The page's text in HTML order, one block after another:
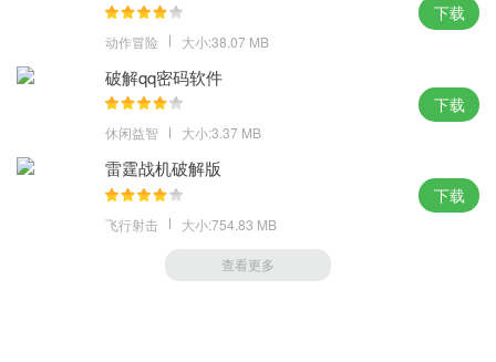
动作冒险 大小:38.07 MB
下载
破解qq密码软件
休闲益智 大小:3.37 MB
下载
雷霆战机破解版
飞行射击 大小:754.83 MB
下载
查看更多